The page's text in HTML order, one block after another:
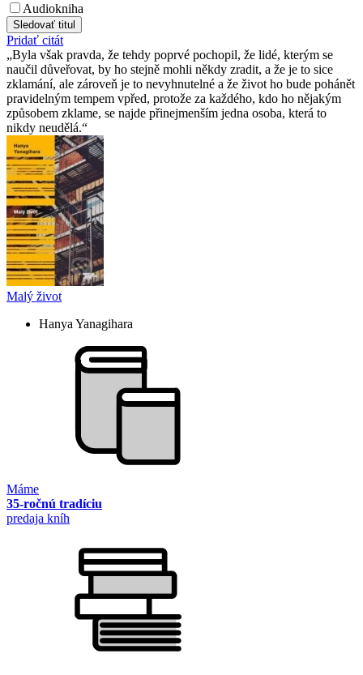
Audiokniha
Sledovať titul
Pridať citát
Byla však pravda, že tehdy poprvé pochopil, že lidé, kterým se
naučil důveřovat, by ho stejně mohli někdy zradit, a že je to sice
zklamání, ale zároveň je to nevyhnutelné a že život ho bude pohánět
pravidelným tempem vpřed, protože za každého, kdo ho nějakým
způsobem zklame, se najde přinejmenším jedna osoba, která to
nikdy neudělá.
Malý život
Hanya Yanagihara
Máme
35-ročnú tradíciu
predaja kníh